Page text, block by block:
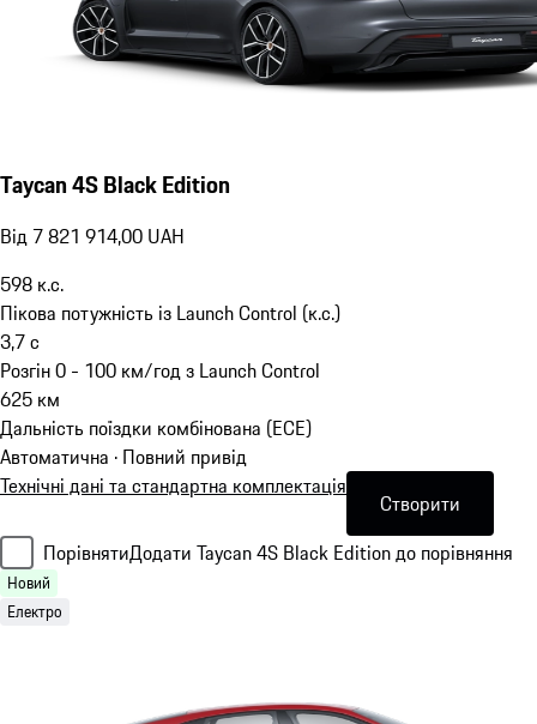
Taycan 4S Black Edition
Від 7 821 914,00 UAH
598 к.с.
Пікова потужність із Launch Control (к.с.)
3,7с
Розгін 0 - 100 км/год з Launch Control
625 км
Дальність поїздки комбінована (ECE)
Автоматична · Повний привід
Технічні дані та стандартна комплектація
Створити
ПорівнятиДодати Taycan 4S Black Edition до порівняння
Новий
Електро